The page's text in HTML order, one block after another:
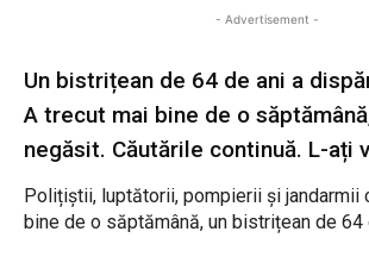
- Advertisement -
Un bistrițean de 64 de ani a
A trecut mai bine de o
negăsit. Căutările continuă. L-ați
Polițiștii, luptătorii, pompierii și jandarmii
bine de o săptămână, un bistrițean de 64